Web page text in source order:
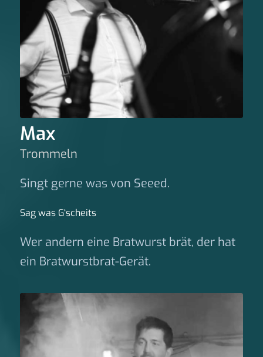
Max
Trommeln
Singt gerne was von Seeed.
Sag was G‘scheits
Wer andern eine Bratwurst brät, der hat
ein Bratwurstbrat-Gerät.